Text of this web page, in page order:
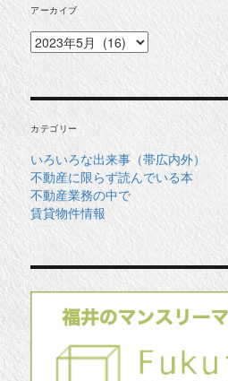
アーカイブ
ア
ー
イ
ブ
カテゴリー
いろいろな出来事（帯広内外）
不動産に限らず読んでいる本
不動産業務の中で
賃貸物件情報